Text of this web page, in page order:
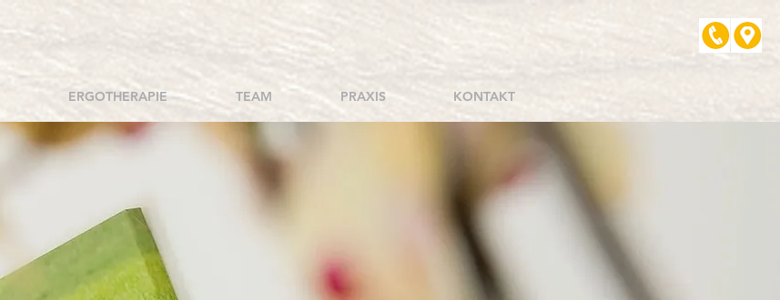
ERGOTHERAPIE TEAM PRAXIS KONTAKT